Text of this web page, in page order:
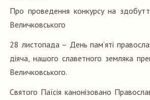
Про проведення конкурсу на
Величковського
28 листопада – День пам’яті
діяча, нашого славетного земляка
Величковського.
Святого Паїсія канонізовано